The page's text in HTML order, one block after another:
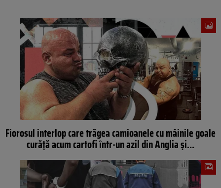
Fiorosul interlop care trăgea camioanele cu mâinile goale
curăță acum cartofi într-un azil din Anglia și…